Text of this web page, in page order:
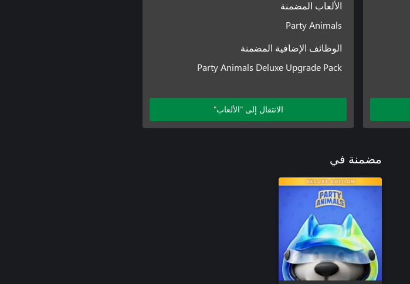
الألعاب المضمنة
Party Animals
الوظائف الإضافية المضمنة
Party Animals Deluxe Upgrade Pack
الانتقال إلى "الألعاب"
مضمنة في